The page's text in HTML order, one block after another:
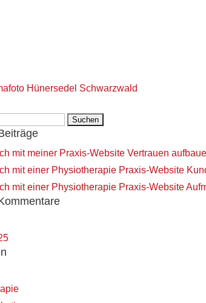
mit meiner Praxis-Website Vertrauen
mit einer Physiotherapie Praxis-Website
mit einer Physiotherapie Praxis-Website